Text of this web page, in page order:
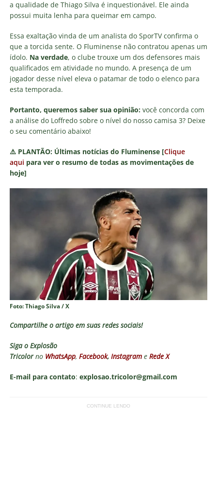
a qualidade de Thiago Silva é inquestionável. Ele ainda
possui muita lenha para queimar em campo.
Essa exaltação vinda de um analista do SporTV confirma o
que a torcida sente. O Fluminense não contratou apenas um
ídolo. Na verdade, o clube trouxe um dos defensores mais
qualificados em atividade no mundo. A presença de um
jogador desse nível eleva o patamar de todo o elenco para
esta temporada.
Portanto, queremos saber sua opinião: você concorda com
a análise do Loffredo sobre o nível do nosso camisa 3? Deixe
o seu comentário abaixo!
⚠️ PLANTÃO: Últimas notícias do Fluminense [Clique
aqui para ver o resumo de todas as movimentações de
hoje]
Foto: Thiago Silva / X
Compartilhe o artigo em suas redes sociais!
Siga o Explosão
Tricolorno WhatsApp, Facebook, Instagram e Rede X
E-mail para contato: explosao.tricolor@gmail.com
CONTINUE LENDO